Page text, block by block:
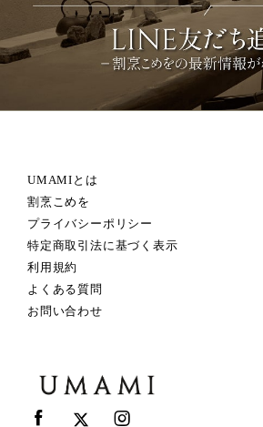
UMAMIとは
割烹こめを
プライバシーポリシー
特定商取引法に基づく表示
利用規約
よくある質問
お問い合わせ